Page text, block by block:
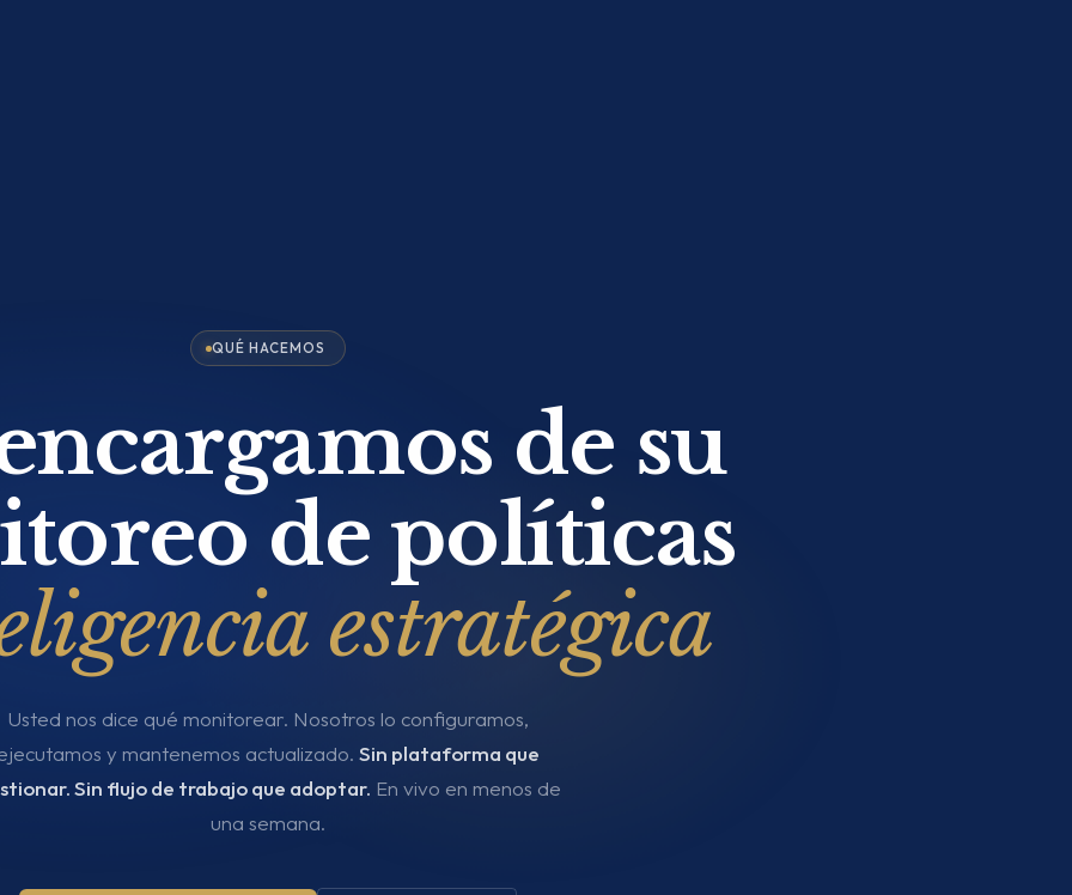
QUÉ HACEMOS
de su
de políticas
estratégica
Usted nos dice qué monitorear. Nosotros lo configuramos,
y mantenemos actualizado. Sin plataforma que
Sin flujo de trabajo que adoptar. En vivo en menos de
una semana.